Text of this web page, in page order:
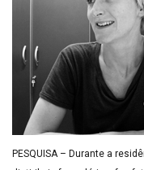
PESQUISA – Durante a